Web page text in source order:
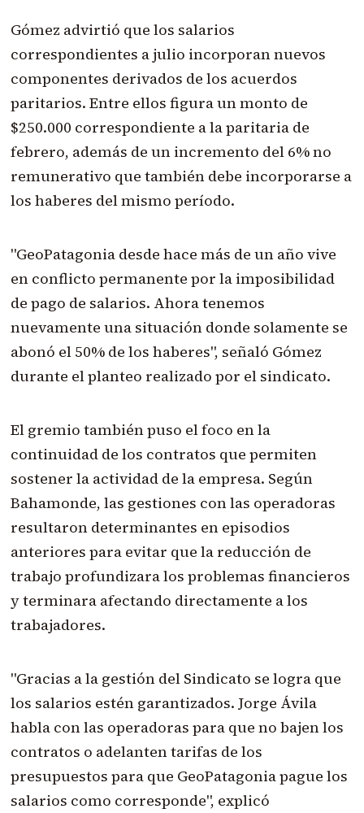
Gómez advirtió que los salarios
correspondientes a julio incorporan nuevos
componentes derivados de los acuerdos
paritarios. Entre ellos figura un monto de
$250.000 correspondiente a la paritaria de
febrero, además de un incremento del 6% no
remunerativo que también debe incorporarse a
los haberes del mismo período.
"GeoPatagonia desde hace más de un año vive
en conflicto permanente por la imposibilidad
de pago de salarios. Ahora tenemos
nuevamente una situación donde solamente se
abonó el 50% de los haberes", señaló Gómez
durante el planteo realizado por el sindicato.
El gremio también puso el foco en la
continuidad de los contratos que permiten
sostener la actividad de la empresa. Según
Bahamonde, las gestiones con las operadoras
resultaron determinantes en episodios
anteriores para evitar que la reducción de
trabajo profundizara los problemas financieros
y terminara afectando directamente a los
trabajadores.
"Gracias a la gestión del Sindicato se logra que
los salarios estén garantizados. Jorge Ávila
habla con las operadoras para que no bajen los
contratos o adelanten tarifas de los
presupuestos para que GeoPatagonia pague los
salarios como corresponde", explicó